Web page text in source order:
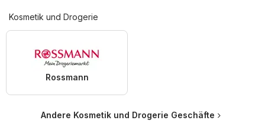
Kosmetik und Drogerie
Rossmann
Andere Kosmetik und Drogerie Geschäfte